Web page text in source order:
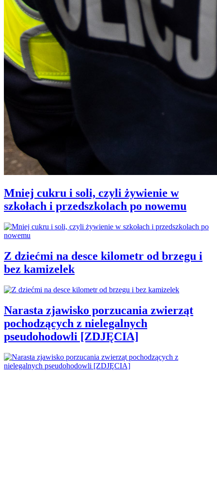
Mniej cukru i soli, czyli żywienie w
szkołach i przedszkolach po nowemu
Z dziećmi na desce kilometr od brzegu i
bez kamizelek
Narasta zjawisko porzucania zwierząt
pochodzących z nielegalnych
pseudohodowli [ZDJĘCIA]